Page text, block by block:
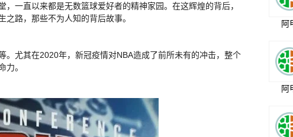
一直以来都是无数篮球爱好者的精神家园。在这辉煌的背后，
路，那些不为人知的背后故事。
尤其在2020年，新冠疫情对NBA造成了前所未有的冲击，整个
力。
阿
阿